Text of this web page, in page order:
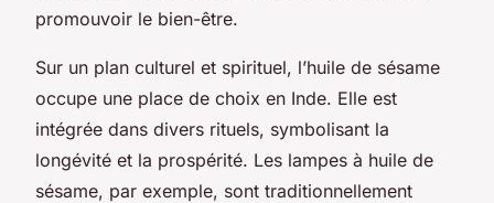
promouvoir le bien-être.
Sur un plan culturel et spirituel, l’huile de sésame
occupe une place de choix en Inde. Elle est
intégrée dans divers rituels, symbolisant la
longévité et la prospérité. Les lampes à huile de
sésame, par exemple, sont traditionnellement